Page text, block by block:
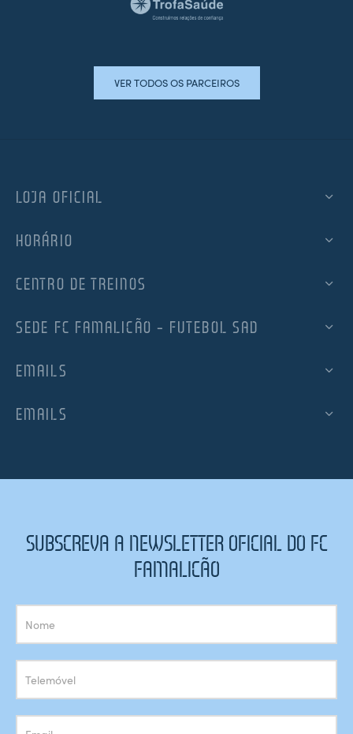
VER TODOS OS PARCEIROS
LOJA OFICIAL
HORÁRIO
CENTRO DE TREINOS
SEDE FC FAMALICÃO – FUTEBOL SAD
EMAILS
EMAILS
SUBSCREVA A NEWSLETTER OFICIAL DO FC
FAMALICÃO
Subscrição
Newsletter